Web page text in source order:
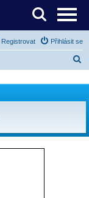
Přihlásit se
Registrovat
d
t